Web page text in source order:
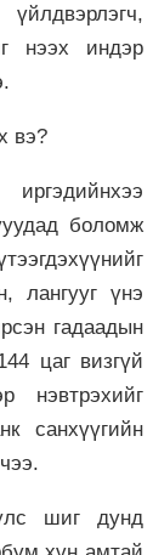
нээх индэр
боломж
лангууг үнэ
гадаадын
цаг визгүй
нэвтрэхийг
санхүүгийн
шиг дунд